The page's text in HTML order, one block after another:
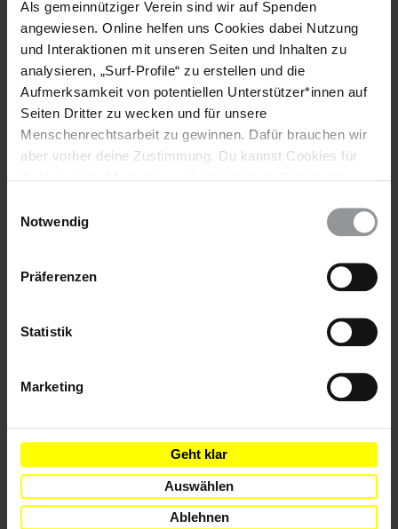
Als gemeinnütziger Verein sind wir auf Spenden
angewiesen. Online helfen uns Cookies dabei Nutzung
und Interaktionen mit unseren Seiten und Inhalten zu
analysieren, „Surf-Profile“ zu erstellen und die
Aufmerksamkeit von potentiellen Unterstützer*innen auf
Seiten Dritter zu wecken und für unsere
Menschenrechtsarbeit zu gewinnen. Dafür brauchen wir
aber vorher deine Zustimmung. Du kannst Cookies für
wieder ändern. Diesen Banner kannst Du über den Link
Notwendig
Präferenzen
Statistik
Marketing
Geht klar
Auswählen
Ablehnen
Themen
Haftbedingungen
Teile diesen Beitrag
Bleib informiert
Text
Abonniere den Amnesty-Newsletter und mach dich
für die Menschenrechte stark!
Vorname
Nachname
E-